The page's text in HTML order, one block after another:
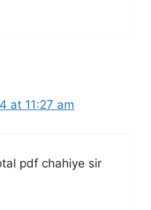
at 11:27 am
pdf chahiye sir